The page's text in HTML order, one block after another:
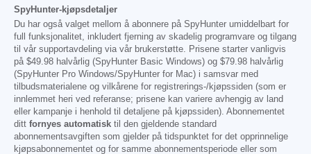
SpyHunter-kjøpsdetaljer
Du har også valget mellom å abonnere på SpyHunter umiddelbart for
full funksjonalitet, inkludert fjerning av skadelig programvare og tilgang
til vår supportavdeling via vår brukerstøtte. Prisene starter vanligvis
på $49.98 halvårlig (SpyHunter Basic Windows) og $79.98 halvårlig
(SpyHunter Pro Windows/SpyHunter for Mac) i samsvar med
tilbudsmaterialene og vilkårene for registrerings-/kjøpssiden (som er
innlemmet heri ved referanse; prisene kan variere avhengig av land
eller kampanje i henhold til detaljene på kjøpssiden). Abonnementet
ditt fornyes automatisk til den gjeldende standard
abonnementsavgiften som gjelder på tidspunktet for det opprinnelige
kjøpsabonnementet og for samme abonnementsperiode eller som